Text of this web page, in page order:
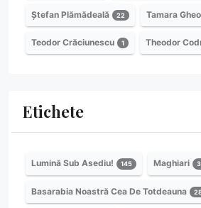
Ștefan Plămădeală 22 Tamara
Teodor Crăciunescu 1 Theodor
Etichete
Lumină Sub Asediu! 145 Maghiari
Basarabia Noastră Cea De Totdeauna